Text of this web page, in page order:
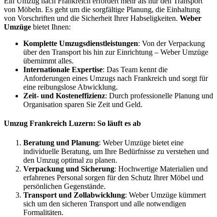
von Möbeln. Es geht um die sorgfältige Planung, die Einhaltung
von Vorschriften und die Sicherheit Ihrer Habseligkeiten. Weber
Umzüge bietet Ihnen:
Komplette Umzugsdienstleistungen: Von der Verpackung
über den Transport bis hin zur Einrichtung – Weber Umzüge
übernimmt alles.
Internationale Expertise: Das Team kennt die
Anforderungen eines Umzugs nach Frankreich und sorgt für
eine reibungslose Abwicklung.
Zeit- und Kosteneffizienz: Durch professionelle Planung und
Organisation sparen Sie Zeit und Geld.
Umzug Frankreich Luzern: So läuft es ab
Beratung und Planung: Weber Umzüge bietet eine
individuelle Beratung, um Ihre Bedürfnisse zu verstehen und
den Umzug optimal zu planen.
Verpackung und Sicherung: Hochwertige Materialien und
erfahrenes Personal sorgen für den Schutz Ihrer Möbel und
persönlichen Gegenstände.
Transport und Zollabwicklung: Weber Umzüge kümmert
sich um den sicheren Transport und alle notwendigen
Formalitäten.